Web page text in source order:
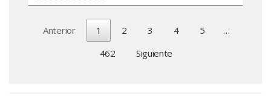
Anterior 1 2 3 4 5
…
462
Siguiente